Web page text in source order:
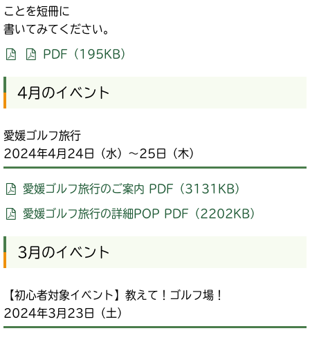
ことを短冊に
書いてみてください。
PDF（195KB）
4月のイベント
愛媛ゴルフ旅行
2024年4月24日（水）～25日（木）
愛媛ゴルフ旅行のご案内 PDF（3131KB）
愛媛ゴルフ旅行の詳細POP PDF（2202KB）
3月のイベント
【初心者対象イベント】教えて！ゴルフ場！
2024年3月23日（土）